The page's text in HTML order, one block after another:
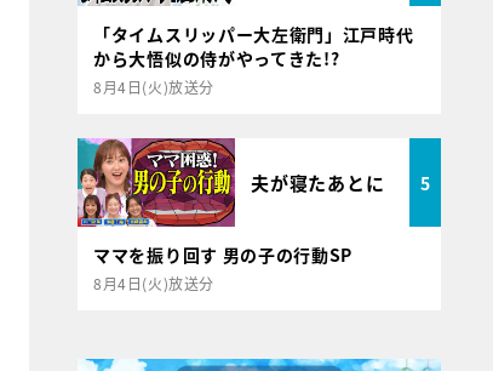
「タイムスリッパー大左衛門」江戸時代
から大悟似の侍がやってきた!?
8月4日(火)放送分
夫が寝たあとに 5
ママを振り回す 男の子の行動SP
8月4日(火)放送分